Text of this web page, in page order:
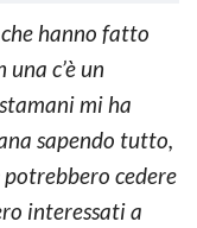
hanno fatto
c’è un
mi ha
sapendo tutto,
cedere
interessati a